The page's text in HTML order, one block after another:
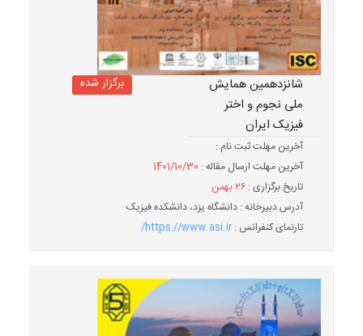
شانزدهمین همایش
ملی نجوم و اختر
فیزیک ایران
برگزار شده
آخرین مهلت ثبت نام :
آخرین مهلت ارسال مقاله : 1401/10/30
تاریخ برگزاری :۲۶ بهمن
آدرس دبیرخانه : دانشگاه یزد، دانشکده فیزیک
تارنمای کنفرانس :https://www.asi.ir/